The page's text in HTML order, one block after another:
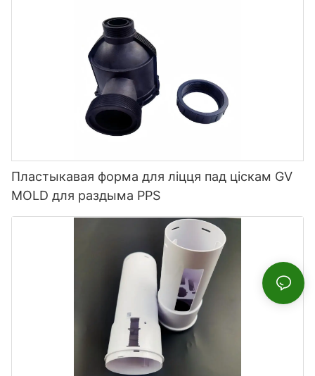
Пластыкавая форма для ліцця пад ціскам GV
MOLD для раздыма PPS